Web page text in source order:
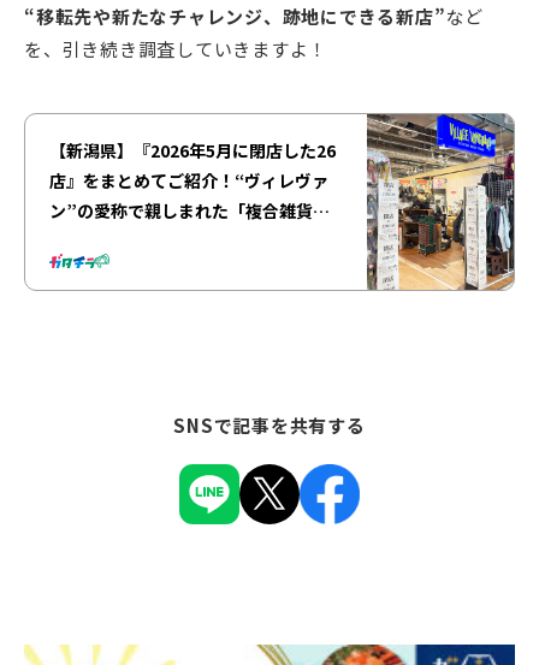
“移転先や新たなチャレンジ、跡地にできる新店”など
を、引き続き調査していきますよ！
【新潟県】『2026年5月に閉店した26
店』をまとめてご紹介！“ヴィレヴァ
ン”の愛称で親しまれた「複合雑貨
さかの閉店…。
SNSで記事を共有する